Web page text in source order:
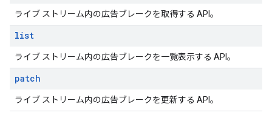
ライブ ストリーム内の広告ブレークを取得する API。
list
ライブ ストリーム内の広告ブレークを一覧表示する API。
patch
ライブ ストリーム内の広告ブレークを更新する API。